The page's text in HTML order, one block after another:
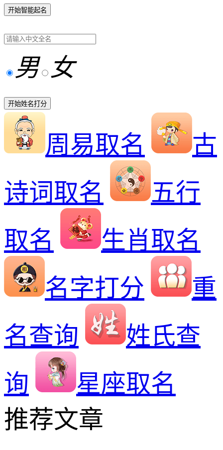
开始智能起名
男 女
开始姓名打分
周易取名
古
诗词取名
五行
取名
生肖取名
名字打分
重
名查询
姓氏查
询
星座取名
推荐文章